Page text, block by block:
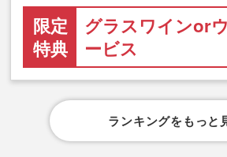
限定
特典
グラスワインor
ービス
ランキングをもっと